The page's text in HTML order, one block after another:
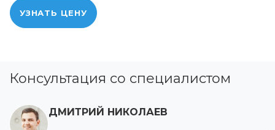
УЗНАТЬ ЦЕНУ
Консультация со специалистом
ДМИТРИЙ НИКОЛАЕВ